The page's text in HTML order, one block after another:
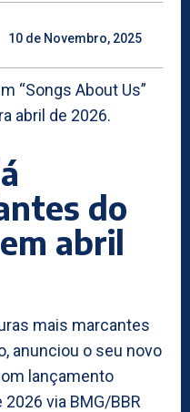
10 de Novembro, 2025
“Songs About Us”
abril de 2026.
do
abril
mais marcantes
anunciou o seu novo
lançamento
via BMG/BBR